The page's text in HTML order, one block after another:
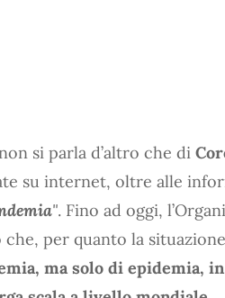
si parla d’altro che di
su internet, oltre alle
". Fino ad oggi,
che, per quanto la
ma solo di epidemia, in